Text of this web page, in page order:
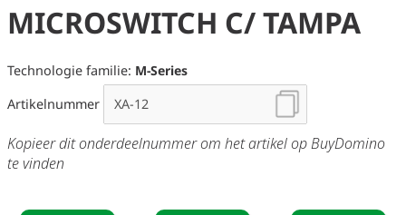
MICROSWITCH C/ TAMPA
Technologie familie: M-Series
Artikelnummer
Kopieer dit onderdeelnummer om het artikel op BuyDomino
te vinden